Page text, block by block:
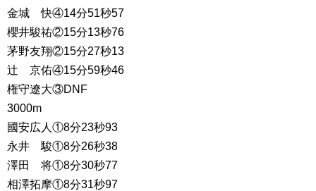
金城 快④14分51秒57
櫻井駿祐②15分13秒76
茅野友翔②15分27秒13
辻 京佑④15分59秒46
権守遼大③DNF
3000m
國安広人①8分23秒93
永井 駿①8分26秒38
澤田 将①8分30秒77
相澤拓摩①8分31秒97